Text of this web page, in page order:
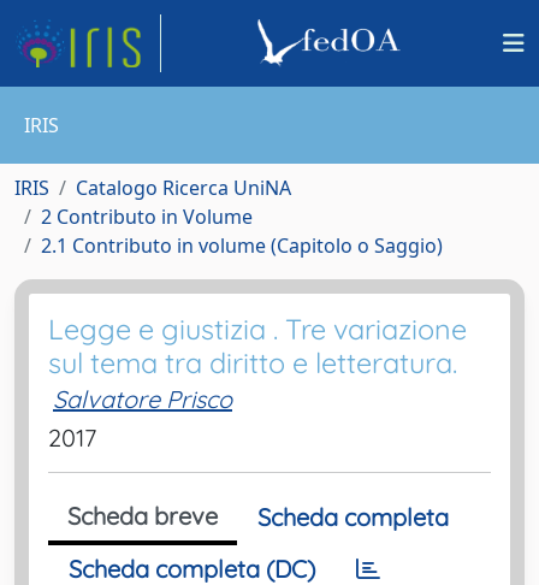
IRIS
IRIS
Catalogo Ricerca UniNA
2 Contributo in Volume
2.1 Contributo in volume (Capitolo o Saggio)
Legge e giustizia . Tre variazione
sul tema tra diritto e letteratura.
Salvatore Prisco
2017
Scheda breve
Scheda completa
Scheda completa (DC)